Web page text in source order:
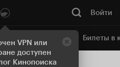
VPN или
доступен
Кинопоиска
Войти
кинотеатр Билеты в